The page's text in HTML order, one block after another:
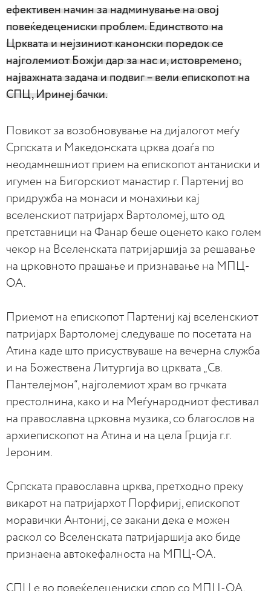
ефективен начин за надминување на овој
повеќедецениски проблем. Единството на
Црквата и нејзиниот канонски поредок се
најголемиот Божји дар за нас и, истовремено,
најважната задача и подвиг – вели епископот на
СПЦ, Иринеј бачки.
Повикот за возобновување на дијалогот меѓу
Српската и Македонската црква доаѓа по
неодамнешниот прием на епископот антаниски и
игумен на Бигорскиот манастир г. Партениј во
придружба на монаси и монахињи кај
вселенскиот патријарх Вартоломеј, што од
претставници на Фанар беше оценето како голем
чекор на Вселенската патријаршија за решавање
на црковното прашање и признавање на МПЦ-
ОА.
Приемот на епископот Партениј кај вселенскиот
патријарх Вартоломеј следуваше по посетата на
Атина каде што присуствуваше на вечерна служба
и на Божествена Литургија во црквата „Св.
Пантелејмон“, најголемиот храм во грчката
престолнина, како и на Меѓународниот фестивал
на православна црковна музика, со благослов на
архиепископот на Атина и на цела Грција г.г.
Јероним.
Српската православна црква, претходно преку
викарот на патријархот Порфириј, епископот
моравички Антониј, се закани дека е можен
раскол со Вселенската патријаршија ако биде
признаена автокефалноста на МПЦ-ОА.
СПЦ е во повеќедецениски спор со МПЦ-ОА,